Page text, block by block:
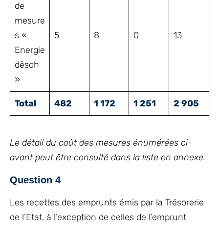
de
mesure
s «
Energie
dësch
»
5 8 0 13
Total 482 1 172 1 251 2 905
Le détail du coût des mesures énumérées ci-
avant peut être consulté dans la liste en annexe.
Question 4
Les recettes des emprunts émis par la Trésorerie
de l’Etat, à l’exception de celles de l’emprunt